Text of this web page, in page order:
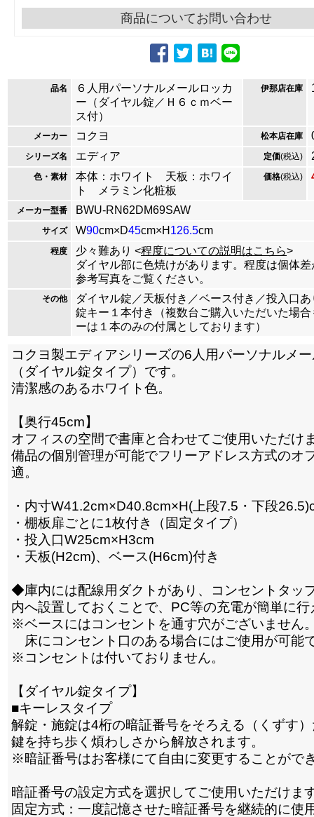
商品についてお問い合わせ
品名
６人用パーソナルメールロッカ
ー（ダイヤル錠／Ｈ６ｃｍベー
ス付）
伊那店在庫
メーカー コクヨ 松本店在庫
シリーズ名 エディア 定価(税込)
色・素材
本体：ホワイト 天板：ホワイ
ト メラミン化粧板
価格(税込)
メーカー型番 BWU-RN62DM69SAW
サイズ W90cm×D45cm×H 126.5cm
程度 少々難あり <程度についての説明はこちら>
ダイヤル部に色焼けがあります。程度は個体
参考写真をご覧ください。
その他
ダイヤル錠／天板付き／ベース付き／投入口
錠キー１本付き（複数台ご購入いただいた場
ーは１本のみの付属としております）
コクヨ製エディアシリーズの6人用パーソナルメ
（ダイヤル錠タイプ）です。
清潔感のあるホワイト色。
【奥行45cm】
オフィスの空間で書庫と合わせてご使用いただけ
備品の個別管理が可能でフリーアドレス方式のオ
適。
・内寸W41.2cm×D40.8cm×H(上段7.5・下段
・棚板扉ごとに1枚付き（固定タイプ）
・投入口W25cm×H3cm
・天板(H2cm)、ベース(H6cm)付き
◆庫内には配線用ダクトがあり、コンセントタッ
内へ設置しておくことで、PC等の充電が簡単に行
※ベースにはコンセントを通す穴がございません
床にコンセント口のある場合にはご使用が可能
※コンセントは付いておりません。
【ダイヤル錠タイプ】
■キーレスタイプ
解錠・施錠は4桁の暗証番号をそろえる（くずす
鍵を持ち歩く煩わしさから解放されます。
※暗証番号はお客様にて自由に変更することがで
暗証番号の設定方式を選択してご使用いただけま
固定方式：一度記憶させた暗証番号を継続的に使